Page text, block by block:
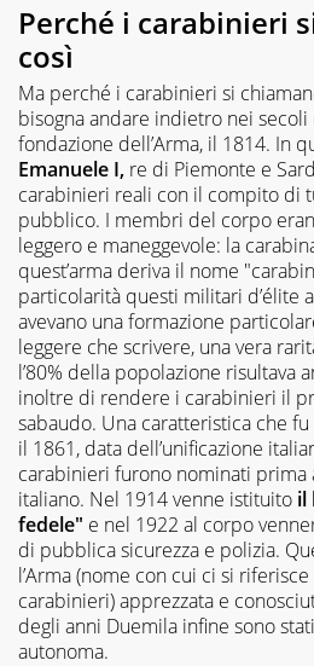
Perché i carabinieri
così
Ma perché i carabinieri si
bisogna andare indietro nei secoli
fondazione dell’Arma, il 1814. In
Emanuele I, re di Piemonte e
carabinieri reali con il compito di
pubblico. I membri del corpo
leggero e maneggevole: la
quest’arma deriva il nome
particolarità questi militari d’élite
avevano una formazione
leggere che scrivere, una vera
l’80% della popolazione risultava
inoltre di rendere i carabinieri il
sabaudo. Una caratteristica che
il 1861, data dell’unificazione
carabinieri furono nominati prima
italiano. Nel 1914 venne istituito il
fedele" e nel 1922 al corpo
di pubblica sicurezza e polizia.
l’Arma (nome con cui ci si
carabinieri) apprezzata e
degli anni Duemila infine sono
autonoma.